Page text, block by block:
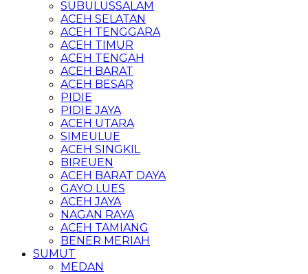
SUBULUSSALAM
ACEH SELATAN
ACEH TENGGARA
ACEH TIMUR
ACEH TENGAH
ACEH BARAT
ACEH BESAR
PIDIE
PIDIE JAYA
ACEH UTARA
SIMEULUE
ACEH SINGKIL
BIREUEN
ACEH BARAT DAYA
GAYO LUES
ACEH JAYA
NAGAN RAYA
ACEH TAMIANG
BENER MERIAH
SUMUT
MEDAN